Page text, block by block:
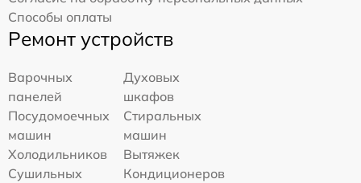
Способы оплаты
Ремонт устройств
Варочных
панелей
Духовых
шкафов
Посудомоечных
машин
Стиральных
машин
Холодильников
Вытяжек
Сушильных
Кондиционеров